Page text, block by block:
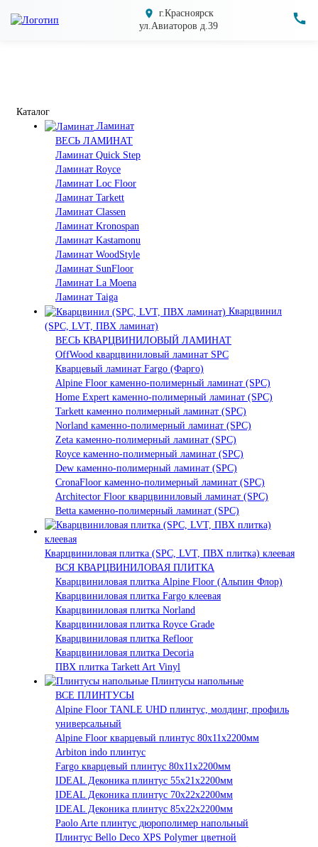
г.Красноярск
ул.Авиаторов д.39
Каталог
Ламинат
ВЕСЬ ЛАМИНАТ
Ламинат Quick Step
Ламинат Royce
Ламинат Loc Floor
Ламинат Tarkett
Ламинат Classen
Ламинат Kronospan
Ламинат Kastamonu
Ламинат WoodStyle
Ламинат SunFloor
Ламинат La Moena
Ламинат Taiga
Кварцвинил
(SPC, LVT, ПВХ ламинат)
ВЕСЬ КВАРЦВИНИЛОВЫЙ ЛАМИНАТ
OffWood кварцвиниловый ламинат SPC
Кварцевый ламинат Fargo (Фарго)
Alpine Floor каменно-полимерный ламинат (SPC)
Home Expert каменно-полимерный ламинат (SPC)
Tarkett каменно полимерный ламинат (SPC)
Norland каменно-полимерный ламинат (SPC)
Zeta каменно-полимерный ламинат (SPC)
Royce каменно-полимерный ламинат (SPC)
Dew каменно-полимерный ламинат (SPC)
CronaFloor каменно-полимерный ламинат (SPC)
Architector Floor кварцвиниловый ламинат (SPC)
Betta каменно-полимерный ламинат (SPC)
Кварцвиниловая плитка (SPC, LVT, ПВХ плитка) клеевая
ВСЯ КВАРЦВИНИЛОВАЯ ПЛИТКА
Кварцвиниловая плитка Alpine Floor (Альпин Флор)
Кварцвиниловая плитка Fargo клеевая
Кварцвиниловая плитка Norland
Кварцвиниловая плитка Royce Grade
Кварцвиниловая плитка Refloor
Кварцвиниловая плитка Decoria
ПВХ плитка Tarkett Art Vinyl
Плинтусы напольные
ВСЕ ПЛИНТУСЫ
Alpine Floor TANLE UHD плинтус, молдинг, профиль
универсальный
Alpine Floor кварцевый плинтус 80х11х2200мм
Arbiton indo плинтус
Fargo кварцевый плинтус 80х11х2200мм
IDEAL Деконика плинтус 55х21х2200мм
IDEAL Деконика плинтус 70х22х2200мм
IDEAL Деконика плинтус 85х22х2200мм
Paolo Arte плинтус дюрополимер напольный
Плинтус Bello Deco XPS Polymer цветной